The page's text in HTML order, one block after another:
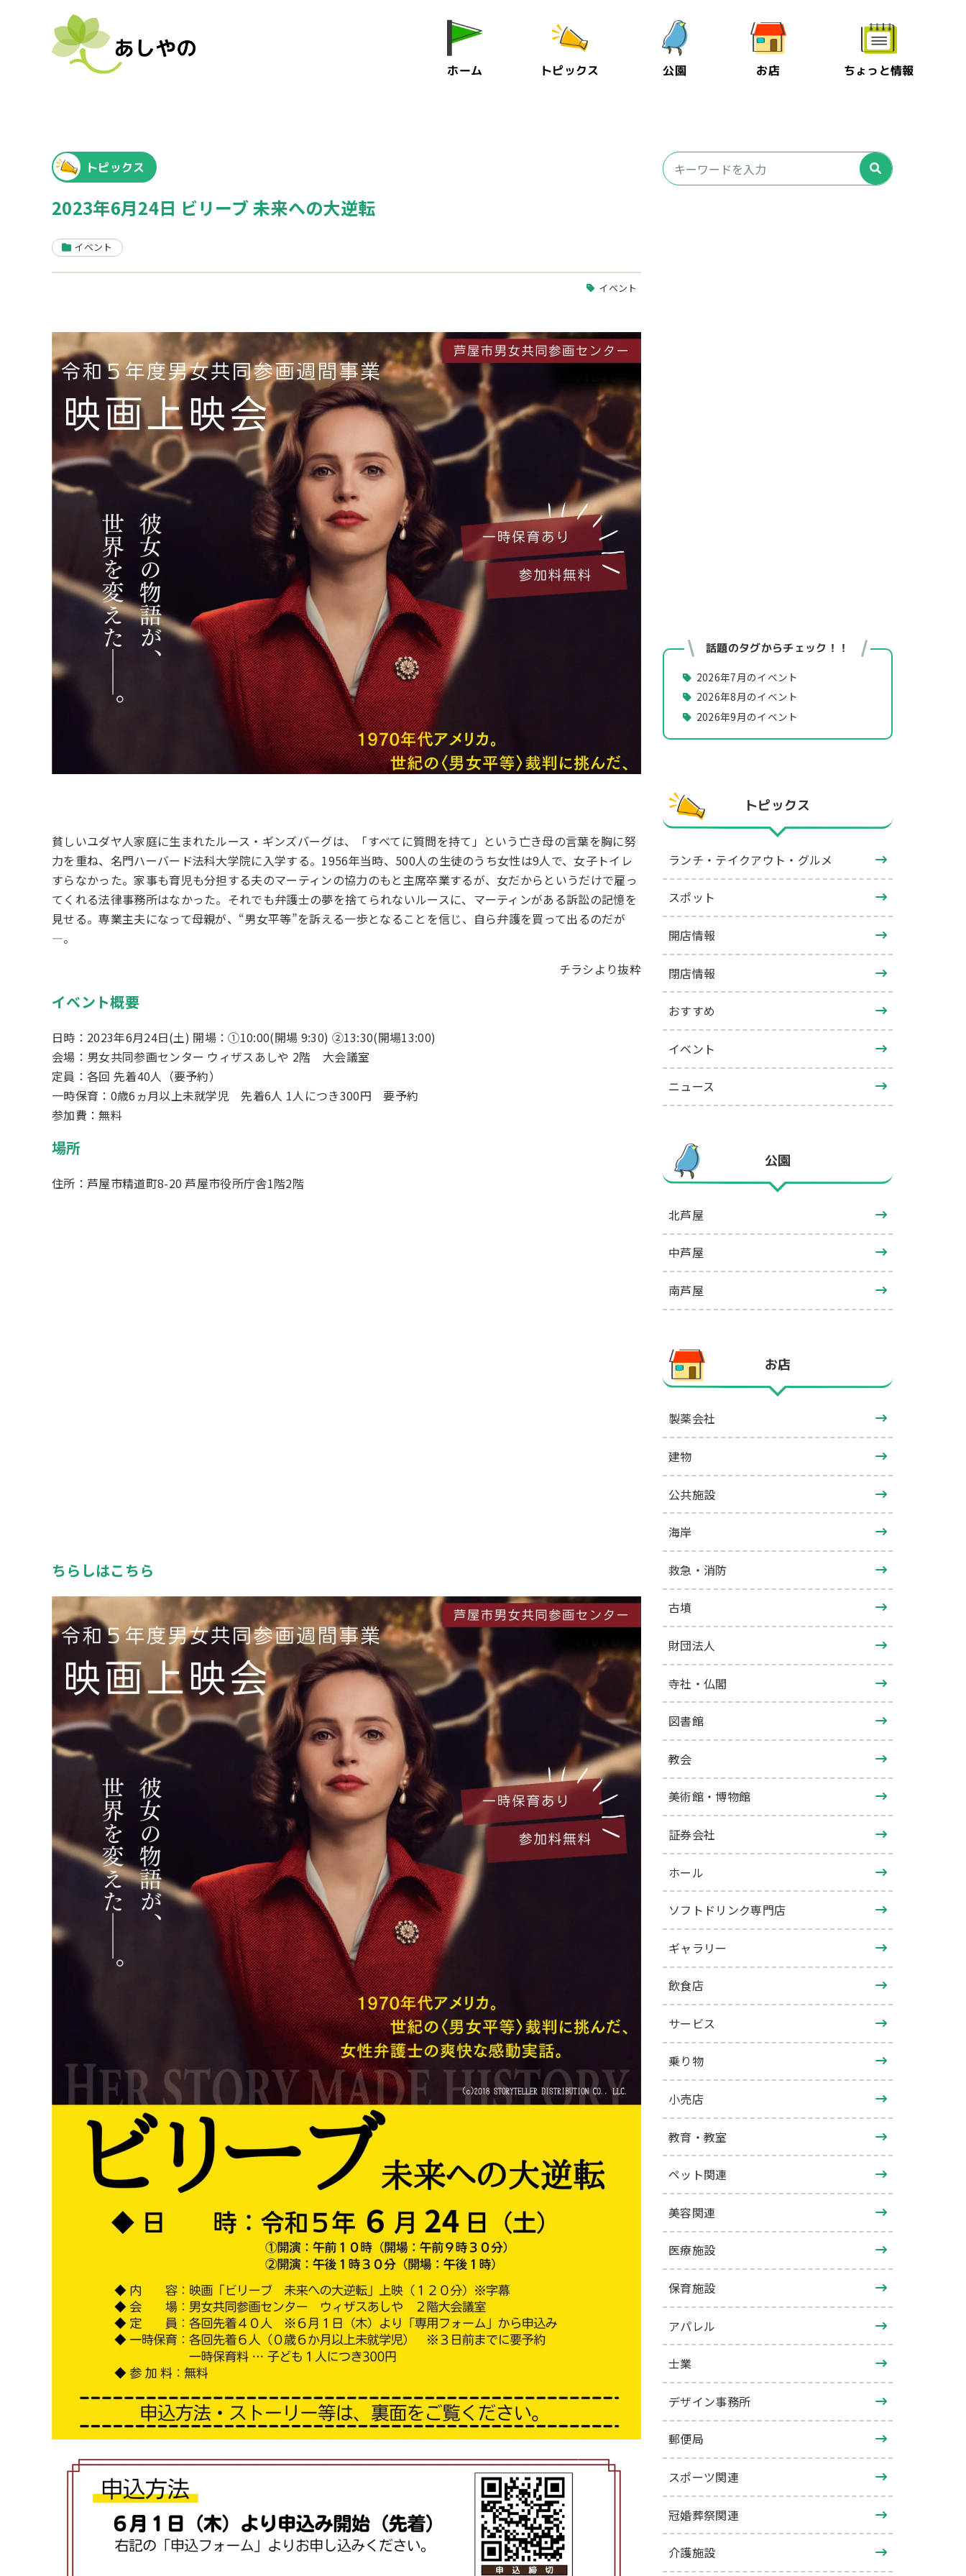
ホーム トピックス 公園 お店 ちょっと情報
トピックス
2023年6月24日 ビリーブ 未来への大逆転
イベント
イベント
貧しいユダヤ人家庭に生まれたルース・ギンズバーグは、「すべてに質問を持て」という亡き母の言葉を胸に努
力を重ね、名門ハーバード法科大学院に入学する。1956年当時、500人の生徒のうち女性は9人で、女子トイレ
すらなかった。家事も育児も分担する夫のマーティンの協力のもと主席卒業するが、女だからというだけで雇っ
てくれる法律事務所はなかった。それでも弁護士の夢を捨てられないルースに、マーティンがある訴訟の記憶を
見せる。専業主夫になって母親が、“男女平等”を訴える一歩となることを信じ、自ら弁護を買って出るのだが
―。
チラシより抜粋
イベント概要
日時：2023年6月24日(土) 開場：①10:00(開場 9:30) ②13:30(開場13:00)
会場：男女共同参画センター ウィザスあしや 2階 大会議室
定員：各回 先着40人（要予約）
一時保育：0歳6ヵ月以上未就学児 先着6人 1人につき300円 要予約
参加費：無料
場所
住所：芦屋市精道町8-20 芦屋市役所庁舎1階2階
ちらしはこちら
話題のタグからチェック！！
2026年7月のイベント
2026年8月のイベント
2026年9月のイベント
トピックス
ランチ・テイクアウト・グルメ
スポット
開店情報
閉店情報
おすすめ
イベント
ニュース
公園
北芦屋
中芦屋
南芦屋
お店
製薬会社
建物
公共施設
海岸
救急・消防
古墳
財団法人
寺社・仏閣
図書館
教会
美術館・博物館
証券会社
ホール
ソフトドリンク専門店
ギャラリー
飲食店
サービス
乗り物
小売店
教育・教室
ペット関連
美容関連
医療施設
保育施設
アパレル
士業
デザイン事務所
郵便局
スポーツ関連
冠婚葬祭関連
介護施設